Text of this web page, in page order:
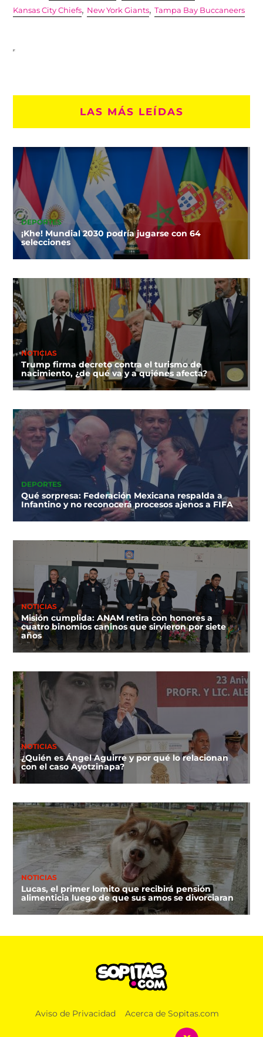
Kansas City Chiefs, New York Giants,Tampa Bay Buccaneers
LAS MÁS LEÍDAS
DEPORTES
¡Khe! Mundial 2030 podría jugarse con 64
selecciones
NOTICIAS
Trump firma decreto contra el turismo de
nacimiento, ¿de qué va y a quiénes afecta?
DEPORTES
Qué sorpresa: Federación Mexicana respalda a
Infantino y no reconocerá procesos ajenos a FIFA
NOTICIAS
Misión cumplida: ANAM retira con honores a
cuatro binomios caninos que sirvieron por siete
años
NOTICIAS
¿Quién es Ángel Aguirre y por qué lo relacionan
con el caso Ayotzinapa?
NOTICIAS
Lucas, el primer lomito que recibirá pensión
alimenticia luego de que sus amos se divorciaran
Aviso de Privacidad Acerca de Sopitas.com